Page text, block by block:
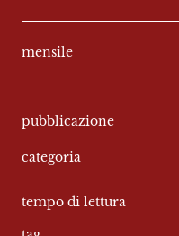
mensile
pubblicazione
categoria
tempo di lettura